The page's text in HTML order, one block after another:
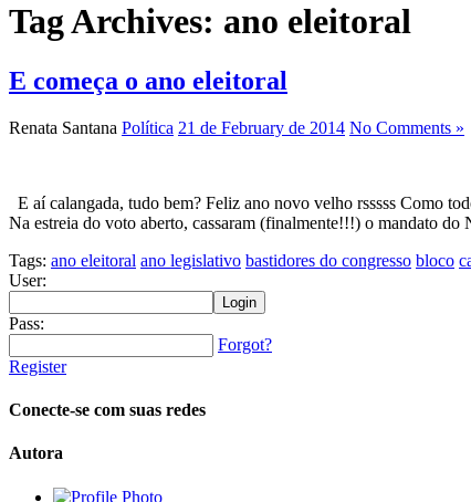
Tag Archives: ano eleitoral
E começa o ano eleitoral
Renata Santana Política 21 de February de 2014 No Comments »
E aí calangada, tudo bem? Feliz ano novo velho rsssss Como
Na estreia do voto aberto, cassaram (finalmente!!!) o mandato
Tags: ano eleitoral ano legislativo bastidores do congresso bloco
User:
Pass:
Forgot?
Register
Conecte-se com suas redes
Autora